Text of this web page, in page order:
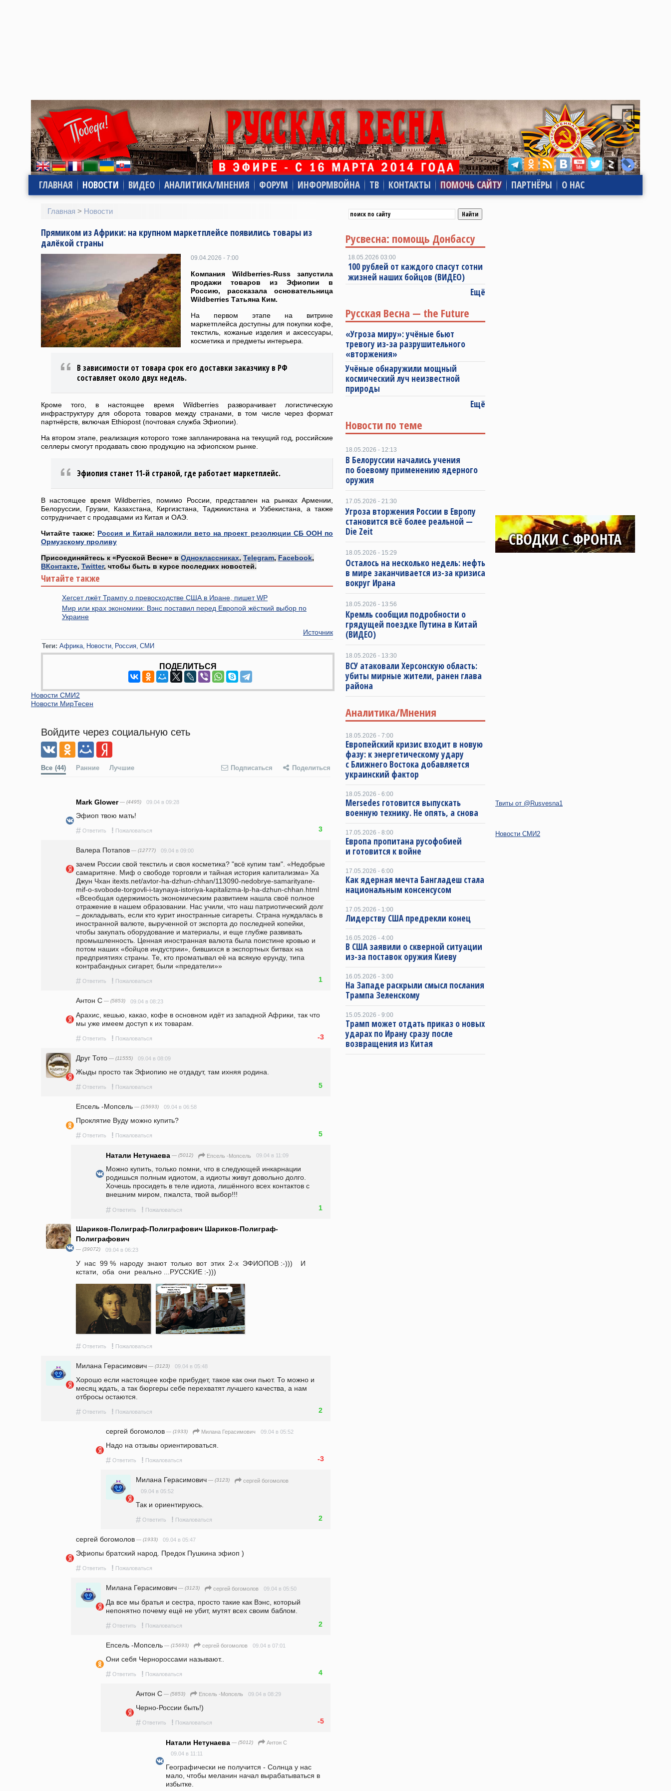
ГЛАВНАЯ НОВОСТИ ВИДЕО АНАЛИТИКА/МНЕНИЯ ФОРУМ ИНФОРМВОЙНА ТВ КОНТАКТЫ ПОМОЧЬ САЙТУ ПАРТНЁРЫ О НАС
Главная > Новости
Прямиком из Африки: на крупном маркетплейсе появились товары из
далёкой страны
09.04.2026 - 7:00
Компания Wildberries-Russ запустила
продажи товаров из Эфиопии в
Россию, рассказала основательница
Wildberries Татьяна Ким.
На первом этапе на витрине
маркетплейса доступны для покупки кофе,
текстиль, кожаные изделия и аксессуары,
косметика и предметы интерьера.
В зависимости от товара срок его доставки заказчику в РФ
составляет около двух недель.
Кроме того, в настоящее время Wildberries разворачивает логистическую
инфраструктуру для оборота товаров между странами, в том числе через формат
партнёрств, включая Ethiopost (почтовая служба Эфиопии).
На втором этапе, реализация которого тоже запланирована на текущий год, российские
селлеры смогут продавать свою продукцию на эфиопском рынке.
Эфиопия станет 11-й страной, где работает маркетплейс.
В настоящее время Wildberries, помимо России, представлен на рынках Армении,
Белоруссии, Грузии, Казахстана, Киргизстана, Таджикистана и Узбекистана, а также
сотрудничает с продавцами из Китая и ОАЭ.
Читайте также: Россия и Китай наложили вето на проект резолюции СБ ООН по
Ормузскому проливу
Присоединяйтесь к «Русской Весне» в Одноклассниках, Telegram, Facebook,
ВКонтакте, Twitter, чтобы быть в курсе последних новостей.
Читайте также
Хегсет лжёт Трампу о превосходстве США в Иране, пишет WP
Мир или крах экономики: Вэнс поставил перед Европой жёсткий выбор по
Украине
Источник
Теги: Африка Новости Россия СМИ
ПОДЕЛИТЬСЯ
Новости СМИ2
Новости МирТесен
Войдите через социальную сеть
Все (44) Ранние Лучшие Подписаться Поделиться
Mark Glower— (4495) 09.04 в 09:28
Эфиоп твою мать!
# Ответить ! Пожаловаться 3
Валера Потапов — (12777) 09.04 в 09:00
зачем России свой текстиль и своя косметика? "всё купим там". «Недобрые
самаритяне. Миф о свободе торговли и тайная история капитализма» Ха
Джун Чхан itexts.net/avtor-ha-dzhun-chhan/113090-nedobrye-samarityane-
mif-o-svobode-torgovli-i-taynaya-istoriya-kapitalizma-lp-ha-dzhun-chhan.html
«Всеобщая одержимость экономическим развитием нашла своё полное
отражение в нашем образовании. Нас учили, что наш патриотический долг
– докладывать, если кто курит иностранные сигареты. Страна нуждалась в
иностранной валюте, вырученной от экспорта до последней копейки,
чтобы закупать оборудование и материалы, и еще глубже развивать
промышленность. Ценная иностранная валюта была поистине кровью и
потом наших «бойцов индустрии», бившихся в экспортных битвах на
предприятиях страны. Те, кто проматывал её на всякую ерунду, типа
контрабандных сигарет, были «предатели»»
# Ответить ! Пожаловаться 1
Антон С — (5853) 09.04 в 08:23
Арахис, кешью, какао, кофе в основном идёт из западной Африки, так что
мы уже имеем доступ к их товарам.
# Ответить ! Пожаловаться -3
Друг Тото — (11555) 09.04 в 08:09
Жыды просто так Эфиопию не отдадут, там ихняя родина.
# Ответить ! Пожаловаться 5
Епсель -Мопсель — (15693) 09.04 в 06:58
Проклятие Вуду можно купить?
# Ответить ! Пожаловаться 5
Натали Нетунаева — (5012) Епсель -Мопсель 09.04 в 11:09
Можно купить, только помни, что в следующей инкарнации
родишься полным идиотом, а идиоты живут довольно долго.
Хочешь просидеть в теле идиота, лишённого всех контактов с
внешним миром, пжалста, твой выбор!!!
# Ответить ! Пожаловаться 1
Шариков-Полиграф-Полиграфович Шариков-Полиграф-
Полиграфович
— (39072) 09.04 в 06:23
У  нас  99 %  народу  знают  только  вот  этих  2-х  ЭФИОПОВ :-)))    И
кстати,  оба  они  реально ...РУССКИЕ :-)))
# Ответить ! Пожаловаться
Милана Герасимович — (3123) 09.04 в 05:48
Хорошо если настоящее кофе прибудет, такое как они пьют. То можно и
месяц ждать, а так бюргеры себе перехватят лучшего качества, а нам
отбросы остаются.
# Ответить ! Пожаловаться 2
сергей богомолов — (1933) Милана Герасимович 09.04 в 05:52
Надо на отзывы ориентироваться.
# Ответить ! Пожаловаться -3
Милана Герасимович — (3123)
сергей богомолов
09.04 в 05:52
Так и ориентируюсь.
# Ответить ! Пожаловаться 2
сергей богомолов — (1933) 09.04 в 05:47
Эфиопы братский народ. Предок Пушкина эфиоп )
# Ответить ! Пожаловаться
Милана Герасимович — (3123) сергей богомолов 09.04 в 05:50
Да все мы братья и сестра, просто такие как Вэнс, который
непонятно почему ещё не убит, мутят всех своим баблом.
# Ответить ! Пожаловаться 2
Епсель -Мопсель — (15693) сергей богомолов 09.04 в 07:01
Они себя Чернороссами называют..
# Ответить ! Пожаловаться 4
Антон С — (5853) Епсель -Мопсель 09.04 в 08:29
Черно-России быть!)
# Ответить ! Пожаловаться -5
Натали Нетунаева — (5012)
Антон С
09.04 в 11:11
Географически не получится - Солнца у нас
мало, чтобы меланин начал вырабатываться в
избытке.
Русвесна: помощь Донбассу
18.05.2026 03:00
100 рублей от каждого спасут сотни
жизней наших бойцов (ВИДЕО)
Ещё
Русская Весна — the Future
«Угроза миру»: учёные бьют
тревогу из-за разрушительного
«вторжения»
Учёные обнаружили мощный
космический луч неизвестной
природы
Ещё
Новости по теме
18.05.2026 - 12:13
В Белоруссии начались учения
по боевому применению ядерного
оружия
17.05.2026 - 21:30
Угроза вторжения России в Европу
становится всё более реальной —
Die Zeit
18.05.2026 - 15:29
Осталось на несколько недель: нефть
в мире заканчивается из-за кризиса
вокруг Ирана
18.05.2026 - 13:56
Кремль сообщил подробности о
грядущей поездке Путина в Китай
(ВИДЕО)
18.05.2026 - 13:30
ВСУ атаковали Херсонскую область:
убиты мирные жители, ранен глава
района
Аналитика/Мнения
18.05.2026 - 7:00
Европейский кризис входит в новую
фазу: к энергетическому удару
с Ближнего Востока добавляется
украинский фактор
18.05.2026 - 6:00
Mersedes готовится выпускать
военную технику. Не опять, а снова
17.05.2026 - 8:00
Европа пропитана русофобией
и готовится к войне
17.05.2026 - 6:00
Как ядерная мечта Бангладеш стала
национальным консенсусом
17.05.2026 - 1:00
Лидерству США предрекли конец
16.05.2026 - 4:00
В США заявили о скверной ситуации
из-за поставок оружия Киеву
16.05.2026 - 3:00
На Западе раскрыли смысл послания
Трампа Зеленскому
15.05.2026 - 9:00
Трамп может отдать приказ о новых
ударах по Ирану сразу после
возвращения из Китая
Твиты от @Rusvesna1
Новости СМИ2